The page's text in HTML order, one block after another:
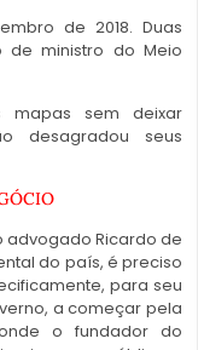
de 2018. Duas
de ministro do Meio
sem deixar
desagradou seus
advogado Ricardo de
do país, é preciso
para seu
a começar pela
o fundador do